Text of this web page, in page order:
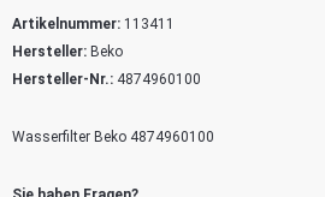
Artikelnummer: 113411
Hersteller: Beko
Hersteller-Nr.: 4874960100
Wasserfilter Beko 4874960100